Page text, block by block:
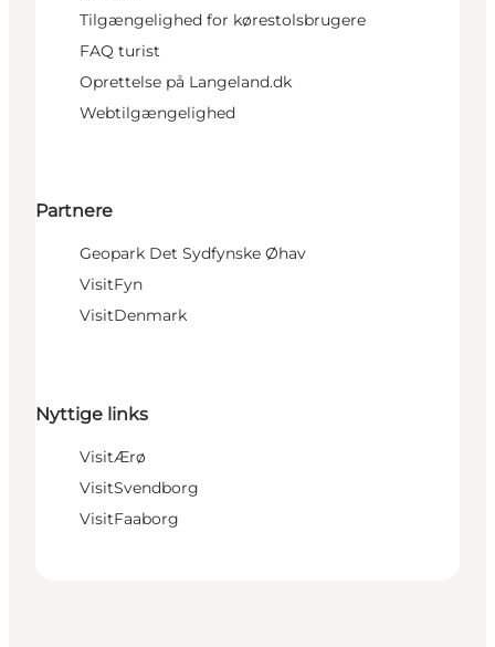
Tilgængelighed for kørestolsbrugere
FAQ turist
Oprettelse på Langeland.dk
Webtilgængelighed
Partnere
Geopark Det Sydfynske Øhav
VisitFyn
VisitDenmark
Nyttige links
VisitÆrø
VisitSvendborg
VisitFaaborg